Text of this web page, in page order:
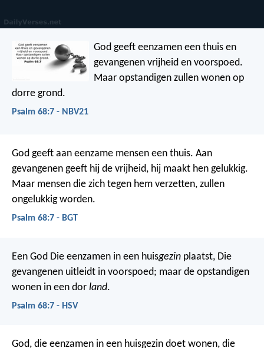
God geeft eenzamen een thuis en
gevangenen vrijheid en voorspoed.
Maar opstandigen zullen wonen op
dorre grond.
Psalm 68:7 - NBV21
God geeft aan eenzame mensen een thuis. Aan
gevangenen geeft hij de vrijheid, hij maakt hen gelukkig.
Maar mensen die zich tegen hem verzetten, zullen
ongelukkig worden.
Psalm 68:7 - BGT
Een God Die eenzamen in een huisgezin plaatst, Die
gevangenen uitleidt in voorspoed; maar de opstandigen
wonen in een dor land.
Psalm 68:7 - HSV
God, die eenzamen in een huisgezin doet wonen, die